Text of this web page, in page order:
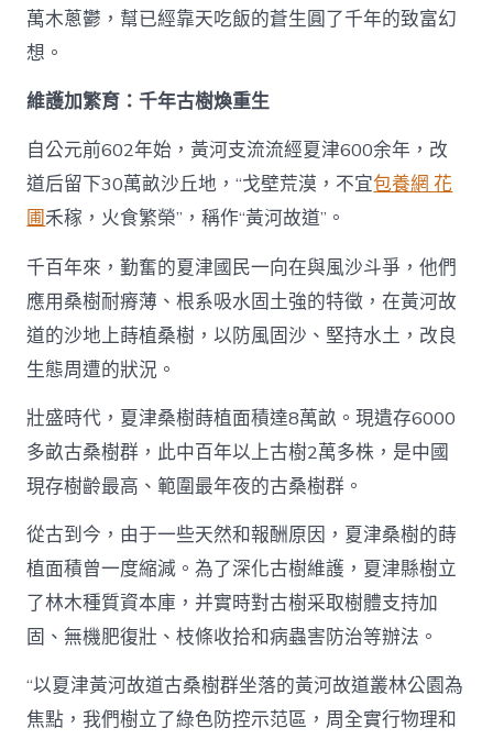
萬木蔥鬱，幫已經靠天吃飯的蒼生圓了千年的致富幻
想。
維護加繁育：千年古樹煥重生
自公元前602年始，黃河支流流經夏津600余年，改
道后留下30萬畝沙丘地，“戈壁荒漠，不宜包養網 花
圃禾稼，火食繁榮”，稱作“黃河故道”。
千百年來，勤奮的夏津國民一向在與風沙斗爭，他們
應用桑樹耐瘠薄、根系吸水固土強的特徵，在黃河故
道的沙地上蒔植桑樹，以防風固沙、堅持水土，改良
生態周遭的狀況。
壯盛時代，夏津桑樹蒔植面積達8萬畝。現遺存6000
多畝古桑樹群，此中百年以上古樹2萬多株，是中國
現存樹齡最高、範圍最年夜的古桑樹群。
從古到今，由于一些天然和報酬原因，夏津桑樹的蒔
植面積曾一度縮減。為了深化古樹維護，夏津縣樹立
了林木種質資本庫，并實時對古樹采取樹體支持加
固、無機肥復壯、枝條收拾和病蟲害防治等辦法。
“以夏津黃河故道古桑樹群坐落的黃河故道叢林公園為
焦點，我們樹立了綠色防控示范區，周全實行物理和